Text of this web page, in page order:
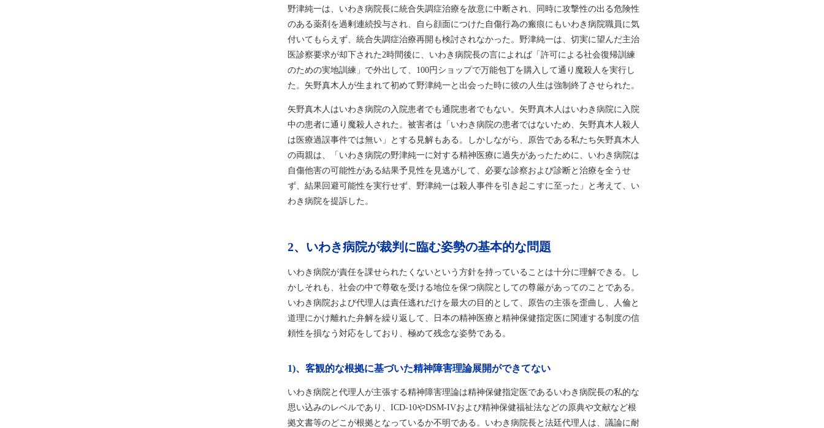
野津純一は、いわき病院長に統合失調症治療を故意に中断され、同時に攻撃性の出る危険性
のある薬剤を過剰連続投与され、自ら顔面につけた自傷行為の瘢痕にもいわき病院職員に気
付いてもらえず、統合失調症治療再開も検討されなかった。野津純一は、切実に望んだ主治
医診察要求が却下された2時間後に、いわき病院長の言によれば「許可による社会復帰訓練
のための実地訓練」で外出して、100円ショップで万能包丁を購入して通り魔殺人を実行し
た。矢野真木人が生まれて初めて野津純一と出会った時に彼の人生は強制終了させられた。
矢野真木人はいわき病院の入院患者でも通院患者でもない。矢野真木人はいわき病院に入院
中の患者に通り魔殺人された。被害者は「いわき病院の患者ではないため、矢野真木人殺人
は医療過誤事件では無い」とする見解もある。しかしながら、原告である私たち矢野真木人
の両親は、「いわき病院の野津純一に対する精神医療に過失があったために、いわき病院は
自傷他害の可能性がある結果予見性を見逃がして、必要な診察および診断と治療を全うせ
ず、結果回避可能性を実行せず、野津純一は殺人事件を引き起こすに至った」と考えて、い
わき病院を提訴した。
2、いわき病院が裁判に臨む姿勢の基本的な問題
いわき病院が責任を課せられたくないという方針を持っていることは十分に理解できる。し
かしそれも、社会の中で尊敬を受ける地位を保つ病院としての尊厳があってのことである。
いわき病院および代理人は責任逃れだけを最大の目的として、原告の主張を歪曲し、人倫と
道理にかけ離れた弁解を繰り返して、日本の精神医療と精神保健指定医に関連する制度の信
頼性を損なう対応をしており、極めて残念な姿勢である。
1)、客観的な根拠に基づいた精神障害理論展開ができてない
いわき病院と代理人が主張する精神障害理論は精神保健指定医であるいわき病院長の私的な
思い込みのレベルであり、ICD-10やDSM-IVおよび精神保健福祉法などの原典や文献など根
拠文書等のどこが根拠となっているか不明である。いわき病院長と法廷代理人は、議論に耐